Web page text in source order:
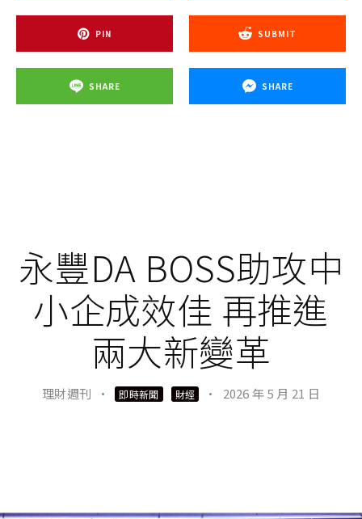
PIN SUBMIT
SHARE SHARE
永豐DA BOSS助攻中
小企成效佳 再推進
兩大新變革
理財週刊 · 即時新聞 財經 · 2026 年 5 月 21 日